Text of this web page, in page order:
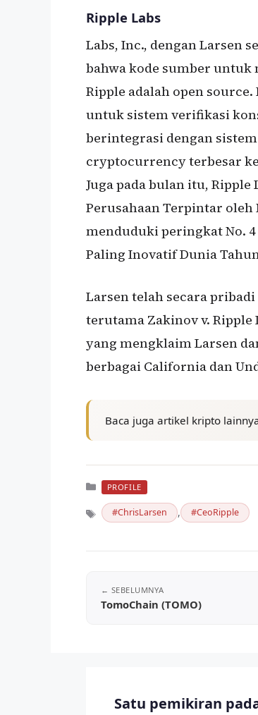
Ripple Labs
Labs, Inc., dengan Larsen
bahwa kode sumber untuk
Ripple adalah open
untuk sistem verifikasi
berintegrasi dengan sistem
cryptocurrency terbesar
Juga pada bulan itu, Ripple
Perusahaan Terpintar oleh
menduduki peringkat No. 4
Paling Inovatif Dunia
Larsen telah secara
terutama Zakinov v. Ripple
yang mengklaim Larsen
berbagai California dan
Baca juga artikel kripto
Kategori
PROFILE
Tag ChrisLarsen , CeoRipple
TomoChain (TOMO)
Satu pemikiran